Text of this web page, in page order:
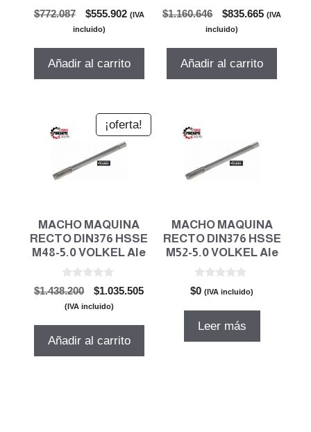
0
d
$772.087
El
precio
era:
$555.902El(IVA
incluido)
Añadir al carrito
0
d
$1.160.646
El
precio
era:
$835.665El(IVA
incluido)
Añadir al carrito
¡oferta!
MACHO MAQUINA
RECTO DIN376 HSSE
M48-5.0 VOLKEL Ale
0
d
e
$1.438.200
El
precio
$1.035.505El
(IVA incluido)
Añadir al carrito
MACHO MAQUINA
RECTO DIN376 HSSE
M52-5.0 VOLKEL Ale
0
d
$0 (IVA incluido)
Leer más